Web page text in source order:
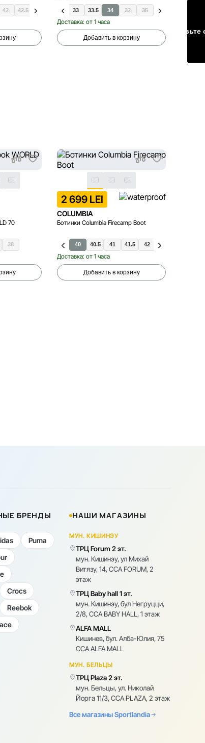
42 42.5 44.5 45 45.5 46 47.5
28 29.5 31 33 33.5 34 32 35
Доставка: от 1 часа
Добавить в корзину
70
38
2 699 LEI
COLUMBIA
Ботинки Columbia Firecamp Boot
40 40.5 41 41.5 42
Доставка: от 1 часа
Добавить в корзину
Оставьте
БРЕНДЫ
Puma
Crocs
Reebok
НАШИ МАГАЗИНЫ
МУН. КИШИНЭУ
ТРЦ Forum 2 эт.
мун. Кишинэу, ул Михай
Витязу, 14, CCA FORUM, 2
этаж
ТРЦ Baby hall 1 эт.
мун. Кишинэу, бул Негруцци,
2/8, CCA BABY HALL, 1 этаж
ALFA MALL
Кишинев, бул. Алба-Юлия, 75
CCA ALFA MALL
МУН. БЕЛЬЦЫ
ТРЦ Plaza 2 эт.
мун. Бельцы, ул. Николай
Йорга 11/3, CCA PLAZA, 2 этаж
Все магазины Sportlandia